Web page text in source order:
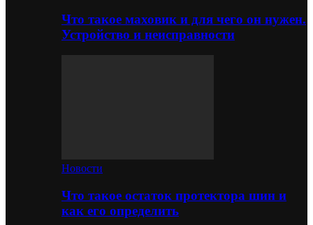
Что такое маховик и для чего он нужен.
Устройство и неисправности
Новости
Что такое остаток протектора шин и
как его определить